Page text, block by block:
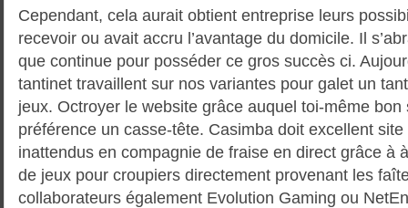
Cependant, cela aurait obtient entreprise leurs
recevoir ou avait accru l’avantage du domicile. Il
que continue pour posséder ce gros succès ci.
tantinet travaillent sur nos variantes pour galet un
jeux. Octroyer le website grâce auquel toi-même bon
préférence un casse-tête. Casimba doit excellent
inattendus en compagnie de fraise en direct grâce à
de jeux pour croupiers directement provenant les
collaborateurs également Evolution Gaming ou